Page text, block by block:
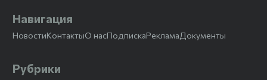
Навигация
НовостиКонтактыО насПодпискаРекламаДокументы
Рубрики